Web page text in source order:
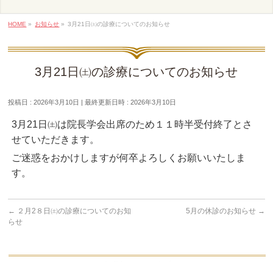
HOME » お知らせ » 3月21日㈯の診療についてのお知らせ
3月21日㈯の診療についてのお知らせ
投稿日 : 2026年3月10日 最終更新日時 : 2026年3月10日
3月21日㈯は院長学会出席のため１１時半受付終了とさ
せていただきます。
ご迷惑をおかけしますが何卒よろしくお願いいたしま
す。
← ２月2８日㈯の診療についてのお知
らせ
5月の休診のお知らせ →